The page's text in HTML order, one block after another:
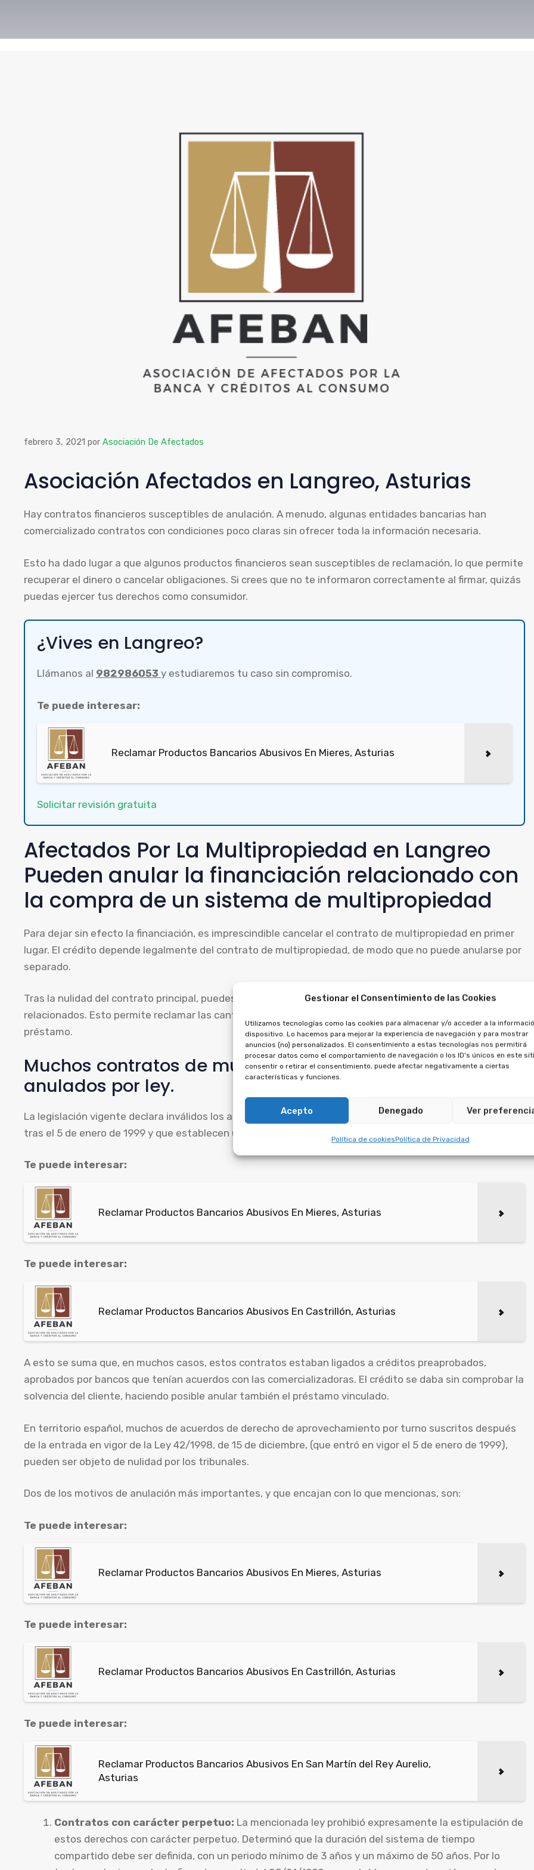
Gestionar el Consentimiento de las Cookies
Utilizamos tecnologías como las cookies para almacenar y/o acceder a la
dispositivo. Lo hacemos para mejorar la experiencia de navegación y para mostrar
anuncios (no) personalizados. El consentimiento a estas tecnologías nos permitirá
procesar datos como el comportamiento de navegación o los ID's únicos en este
consentir o retirar el consentimiento, puede afectar negativamente a ciertas
características y funciones.
Acepto Denegado Ver
Política de cookiesPolítica de Privacidad
febrero 3, 2021 por Asociación De Afectados
Asociación Afectados en Langreo, Asturias
Hay contratos financieros susceptibles de anulación. A menudo, algunas entidades bancarias han
comercializado contratos con condiciones poco claras sin ofrecer toda la información necesaria.
Esto ha dado lugar a que algunos productos financieros sean susceptibles de reclamación, lo que permite
recuperar el dinero o cancelar obligaciones. Si crees que no te informaron correctamente al firmar, quizás
puedas ejercer tus derechos como consumidor.
¿Vives en Langreo?
Llámanos al 982986053 y estudiaremos tu caso sin compromiso.
Te puede interesar:
Reclamar Productos Bancarios Abusivos En Mieres, Asturias
Solicitar revisión gratuita
Afectados Por La Multipropiedad en Langreo
Pueden anular la financiación relacionado con
la compra de un sistema de multipropiedad
Para dejar sin efecto la financiación, es imprescindible cancelar el contrato de multipropiedad en primer
lugar. El crédito depende legalmente del contrato de multipropiedad, de modo que no puede anularse por
separado.
Tras la nulidad del contrato principal, puedes pedir que se cancele el préstamo, al tratarse de contratos
relacionados. Esto permite reclamar las cantidades pagadas, tanto por la multipropiedad como por el
préstamo.
Muchos contratos de multipropiedad pueden ser
anulados por ley.
La legislación vigente declara inválidos los acuerdos firmados con empresas de multipropiedad suscritos
tras el 5 de enero de 1999 y que establecen una duración a perpetuidad, algo que va contra la ley.
Te puede interesar:
Reclamar Productos Bancarios Abusivos En Mieres, Asturias
Te puede interesar:
Reclamar Productos Bancarios Abusivos En Castrillón, Asturias
A esto se suma que, en muchos casos, estos contratos estaban ligados a créditos preaprobados,
aprobados por bancos que tenían acuerdos con las comercializadoras. El crédito se daba sin comprobar la
solvencia del cliente, haciendo posible anular también el préstamo vinculado.
En territorio español, muchos de acuerdos de derecho de aprovechamiento por turno suscritos después
de la entrada en vigor de la Ley 42/1998, de 15 de diciembre, (que entró en vigor el 5 de enero de 1999),
pueden ser objeto de nulidad por los tribunales.
Dos de los motivos de anulación más importantes, y que encajan con lo que mencionas, son:
Te puede interesar:
Reclamar Productos Bancarios Abusivos En Mieres, Asturias
Te puede interesar:
Reclamar Productos Bancarios Abusivos En Castrillón, Asturias
Te puede interesar:
Reclamar Productos Bancarios Abusivos En San Martín del Rey Aurelio,
Asturias
Contratos con carácter perpetuo: La mencionada ley prohibió expresamente la estipulación de
estos derechos con carácter perpetuo. Determinó que la duración del sistema de tiempo
compartido debe ser definida, con un periodo mínimo de 3 años y un máximo de 50 años. Por lo